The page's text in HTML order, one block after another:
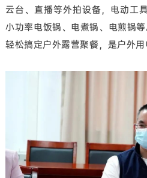
云台、直播等外拍设备，电动工
小功率电饭锅、电煮锅、电煎锅
轻松搞定户外露营聚餐，是户外用